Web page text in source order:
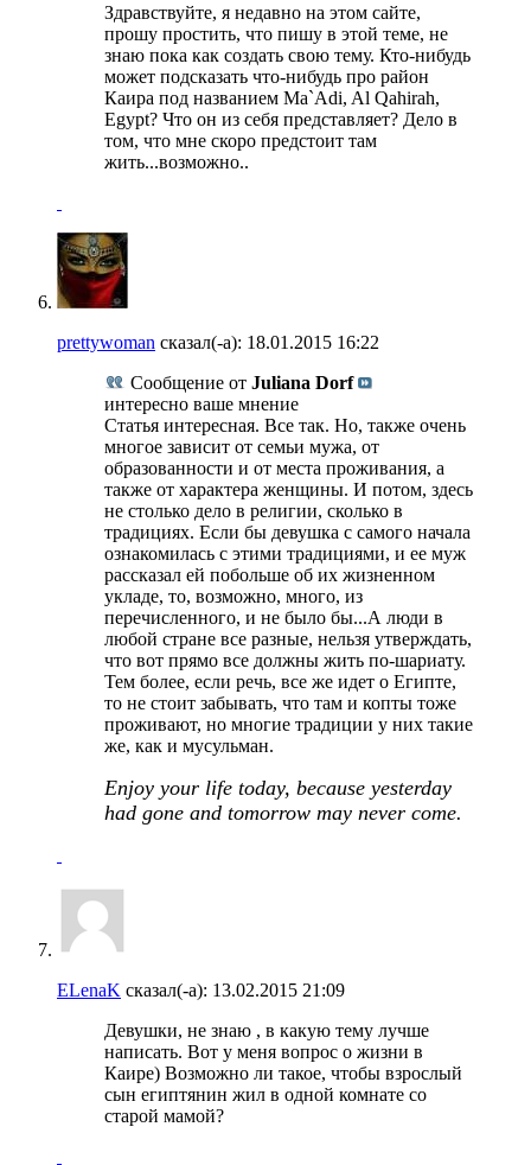
Здравствуйте, я недавно на этом сайте,
прошу простить, что пишу в этой теме, не
знаю пока как создать свою тему. Кто-нибудь
может подсказать что-нибудь про район
Каира под названием Ma`Adi, Al Qahirah,
Egypt? Что он из себя представляет? Дело в
том, что мне скоро предстоит там
жить...возможно..
prettywoman сказал(-а): 18.01.2015 16:22
Сообщение от Juliana Dorf
интересно ваше мнение
Статья интересная. Все так. Но, также очень
многое зависит от семьи мужа, от
образованности и от места проживания, а
также от характера женщины. И потом, здесь
не столько дело в религии, сколько в
традициях. Если бы девушка с самого начала
ознакомилась с этими традициями, и ее муж
рассказал ей побольше об их жизненном
укладе, то, возможно, много, из
перечисленного, и не было бы...А люди в
любой стране все разные, нельзя утверждать,
что вот прямо все должны жить по-шариату.
Тем более, если речь, все же идет о Египте,
то не стоит забывать, что там и копты тоже
проживают, но многие традиции у них такие
же, как и мусульман.
Enjoy your life today, because yesterday
had gone and tomorrow may never come.
ELenaK сказал(-а): 13.02.2015 21:09
Девушки, не знаю , в какую тему лучше
написать. Вот у меня вопрос о жизни в
Каире) Возможно ли такое, чтобы взрослый
сын египтянин жил в одной комнате со
старой мамой?